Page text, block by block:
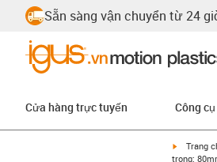
Sẵn sàng vận chuyển từ 24
Cửa hàng trực tuyến Công
igus-Trang
trong: